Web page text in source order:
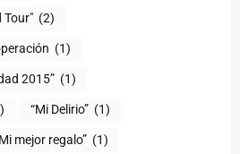
Tour" (2)
(1)
2015” (1)
“Mi Delirio” (1)
mejor regalo” (1)